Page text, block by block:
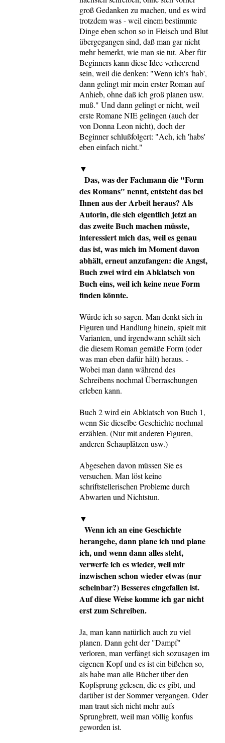
groß Gedanken zu machen, und es wird
trotzdem was - weil einem bestimmte
Dinge eben schon so in Fleisch und Blut
übergegangen sind, daß man gar nicht
mehr bemerkt, wie man sie tut. Aber für
Beginners kann diese Idee verheerend
sein, weil die denken: "Wenn ich's 'hab',
dann gelingt mir mein erster Roman auf
Anhieb, ohne daß ich groß planen usw.
muß." Und dann gelingt er nicht, weil
erste Romane NIE gelingen (auch der
von Donna Leon nicht), doch der
Beginner schlußfolgert: "Ach, ich 'habs'
eben einfach nicht."
▼
Das, was der Fachmann die "Form
des Romans" nennt, entsteht das bei
Ihnen aus der Arbeit heraus? Als
Autorin, die sich eigentlich jetzt an
das zweite Buch machen müsste,
interessiert mich das, weil es genau
das ist, was mich im Moment davon
abhält, erneut anzufangen: die Angst,
Buch zwei wird ein Abklatsch von
Buch eins, weil ich keine neue Form
finden könnte.
Würde ich so sagen. Man denkt sich in
Figuren und Handlung hinein, spielt mit
Varianten, und irgendwann schält sich
die diesem Roman gemäße Form (oder
was man eben dafür hält) heraus. -
Wobei man dann während des
Schreibens nochmal Überraschungen
erleben kann.
Buch 2 wird ein Abklatsch von Buch 1,
wenn Sie dieselbe Geschichte nochmal
erzählen. (Nur mit anderen Figuren,
anderen Schauplätzen usw.)
Abgesehen davon müssen Sie es
versuchen. Man löst keine
schriftstellerischen Probleme durch
Abwarten und Nichtstun.
▼
Wenn ich an eine Geschichte
herangehe, dann plane ich und plane
ich, und wenn dann alles steht,
verwerfe ich es wieder, weil mir
inzwischen schon wieder etwas (nur
scheinbar?) Besseres eingefallen ist.
Auf diese Weise komme ich gar nicht
erst zum Schreiben.
Ja, man kann natürlich auch zu viel
planen. Dann geht der "Dampf"
verloren, man verfängt sich sozusagen im
eigenen Kopf und es ist ein bißchen so,
als habe man alle Bücher über den
Kopfsprung gelesen, die es gibt, und
darüber ist der Sommer vergangen. Oder
man traut sich nicht mehr aufs
Sprungbrett, weil man völlig konfus
geworden ist.